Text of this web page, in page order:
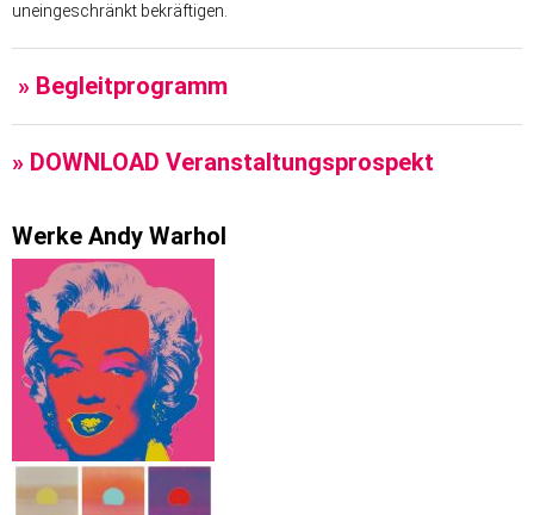
uneingeschränkt bekräftigen.
» Begleitprogramm
» DOWNLOAD Veranstaltungsprospekt
Werke Andy Warhol